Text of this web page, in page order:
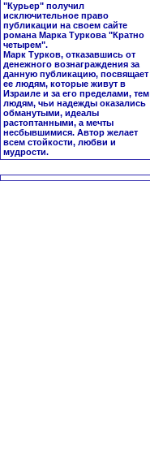
"Курьер" получил
исключительное право
публикации на своем сайте
романа Марка Туркова "Кратно
четырем".
Марк Турков, отказавшись от
денежного вознаграждения за
данную публикацию, посвящает
ее людям, которые живут в
Израиле и за его пределами, тем
людям, чьи надежды оказались
обманутыми, идеалы
растоптанными, а мечты
несбывшимися. Автор желает
всем стойкости, любви и
мудрости.